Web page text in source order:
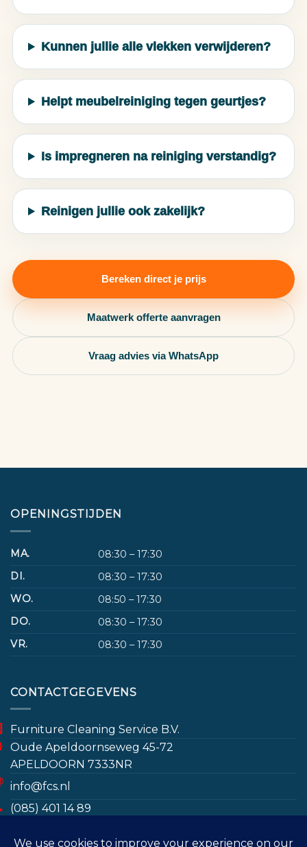
Kunnen jullie alle vlekken verwijderen?
Helpt meubelreiniging tegen geurtjes?
Is impregneren na reiniging verstandig?
Reinigen jullie ook zakelijk?
Bereken direct je prijs
Maatwerk offerte aanvragen
Vraag advies via WhatsApp
OPENINGSTIJDEN
MA.
08:30 – 17:30
DI.
08:30 – 17:30
WO.
08:50 – 17:30
DO.
08:30 – 17:30
VR.
08:30 – 17:30
CONTACTGEGEVENS
Furniture Cleaning Service B.V.
Oude Apeldoornseweg 45-72
APELDOORN 7333NR
info@fcs.nl
(085) 401 14 89
Door gebruik te maken van deze website gaat u